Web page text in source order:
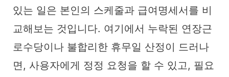
있는 일은 본인의 스케줄과 급여명세서를 비
교해보는 것입니다. 여기에서 누락된 연장근
로수당이나 불합리한 휴무일 산정이 드러나
면, 사용자에게 정정 요청을 할 수 있고, 필요